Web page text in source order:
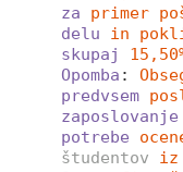
za
primer
delu
in
skupaj
Opomba :
predvsem
zaposlovanje
potrebe
študentov
iz